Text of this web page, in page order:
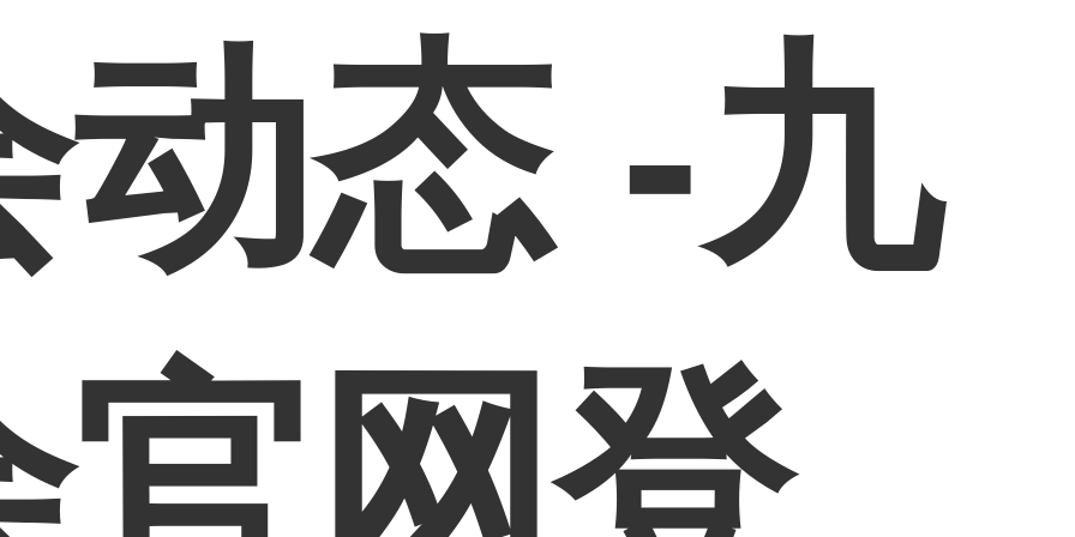
动态 -九
官网登